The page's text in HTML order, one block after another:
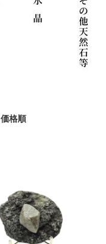
価格順